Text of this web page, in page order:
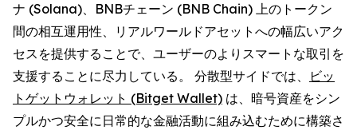
ナ (Solana)、BNBチェーン (BNB Chain) 上のトークン
間の相互運用性、リアルワールドアセットへの幅広いアク
セスを提供することで、ユーザーのよりスマートな取引を
支援することに尽力している。 分散型サイドでは、
ビッ
トゲットウォレット (Bitget Wallet) は、暗号資産をシン
プルかつ安全に日常的な金融活動に組み込むために構築さ